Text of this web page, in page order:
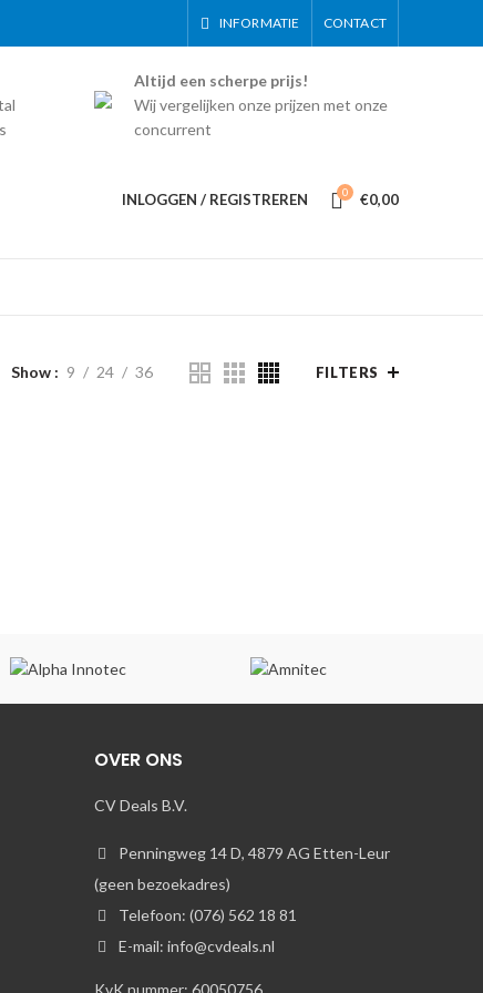
INFORMATIE CONTACT
Altijd een scherpe prijs!
Wij vergelijken onze prijzen met onze
concurrent
INLOGGEN / REGISTREREN 0 €0,00
Show 9 24 36 FILTERS
OVER ONS
CV Deals B.V.
Penningweg 14 D, 4879 AG Etten-Leur
(geen bezoekadres)
Telefoon: (076) 562 18 81
E-mail: info@cvdeals.nl